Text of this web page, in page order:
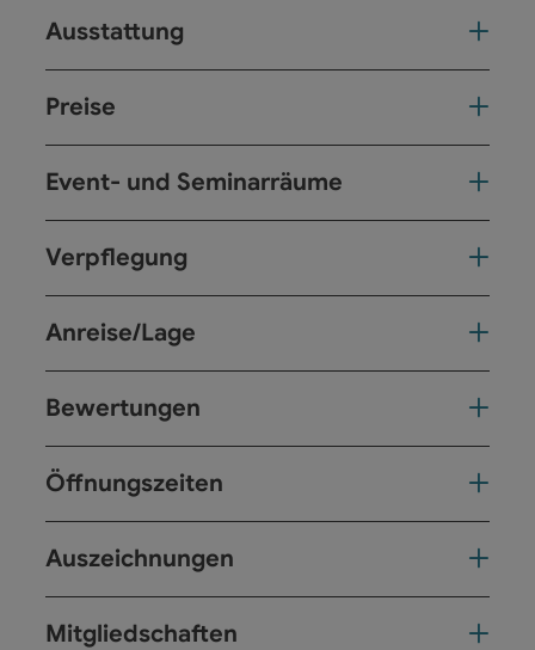
Ausstattung
Preise
Event- und Seminarräume
Verpflegung
Anreise/Lage
Bewertungen
Öffnungszeiten
Auszeichnungen
Mitgliedschaften